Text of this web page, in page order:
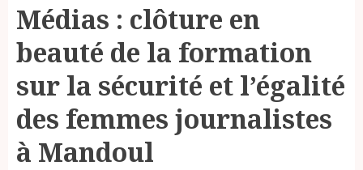
Médias : clôture en
beauté de la formation
sur la sécurité et l’égalité
des femmes journalistes
à Mandoul